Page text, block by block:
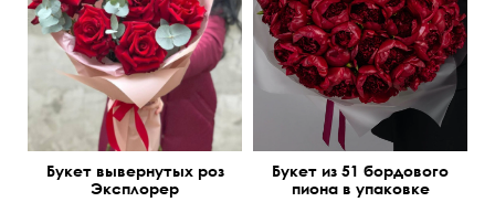
Современная упаковка
Букет вывернутых роз
Эксплорер
Букет из 51 бордового
пиона в упаковке